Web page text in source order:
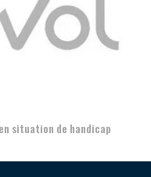
situation de handicap